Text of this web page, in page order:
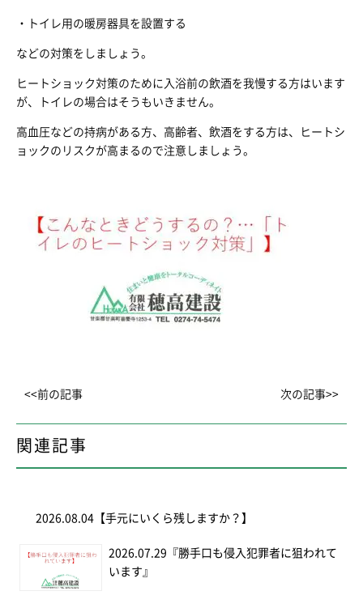
・トイレ用の暖房器具を設置する
などの対策をしましょう。
ヒートショック対策のために入浴前の飲酒を我慢する方はいます
が、トイレの場合はそうもいきません。
高血圧などの持病がある方、高齢者、飲酒をする方は、ヒートシ
ョックのリスクが高まるので注意しましょう。
<<前の記事 次の記事>>
関連記事
2026.08.04 【手元にいくら残しますか？】
2026.07.29 『勝手口も侵入犯罪者に狙われて
います』